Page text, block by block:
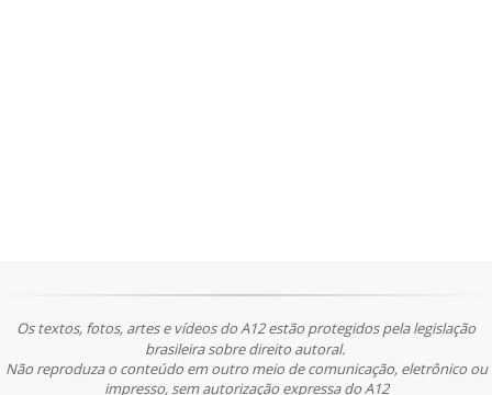
Os textos, fotos, artes e vídeos do A12 estão protegidos pela legislação
brasileira sobre direito autoral.
Não reproduza o conteúdo em outro meio de comunicação, eletrônico ou
impresso, sem autorização expressa do A12